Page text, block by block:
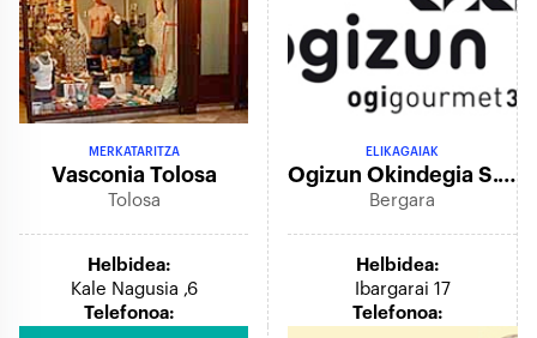
MERKATARITZA
Vasconia Tolosa
Tolosa
Helbidea:
Kale Nagusia ,6
Telefonoa:
ELIKAGAIAK
Ogizun Okindegia S.coop.
Bergara
Helbidea:
Ibargarai 17
Telefonoa: